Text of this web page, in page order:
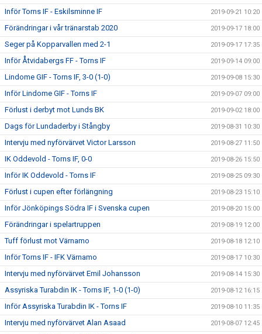
Inför Torns IF - Eskilsminne IF 2019-09-21 10:20
Förändringar i vår tränarstab 2020 2019-09-17 18:00
Seger på Kopparvallen med 2-1 2019-09-17 17:35
Inför Åtvidabergs FF - Torns IF 2019-09-14 09:00
Lindome GIF - Torns IF, 3-0 (1-0) 2019-09-08 15:30
Inför Lindome GIF - Torns IF 2019-09-07 09:00
Förlust i derbyt mot Lunds BK 2019-09-02 18:00
Dags för Lundaderby i Stångby 2019-08-31 10:30
Intervju med nyförvärvet Victor Larsson 2019-08-27 11:50
IK Oddevold - Torns IF, 0-0 2019-08-26 15:50
Inför IK Oddevold - Torns IF 2019-08-25 09:30
Förlust i cupen efter förlängning 2019-08-23 15:10
Inför Jönköpings Södra IF i Svenska cupen 2019-08-20 15:00
Förändringar i spelartruppen 2019-08-19 12:00
Tuff förlust mot Värnamo 2019-08-18 12:10
Inför Torns IF - IFK Värnamo 2019-08-17 10:30
Intervju med nyförvärvet Emil Johansson 2019-08-14 15:30
Assyriska Turabdin IK - Torns IF, 1-0 (1-0) 2019-08-12 16:15
Inför Assyriska Turabdin IK - Torns IF 2019-08-10 11:35
Intervju med nyförvärvet Alan Asaad 2019-08-07 12:45